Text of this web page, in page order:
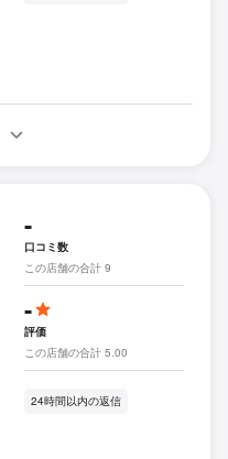
-
口コミ数
この店舗の合計 9
-
評価
この店舗の合計 5.00
24時間以内の返信